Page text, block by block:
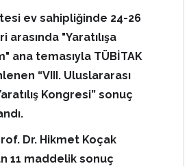
ev sahipliğinde 24-26
arasında "Yaratılışa
ana temasıyla TÜBİTAK
“VIII. Uluslararası
Kongresi” sonuç
Dr. Hikmet Koçak
11 maddelik sonuç